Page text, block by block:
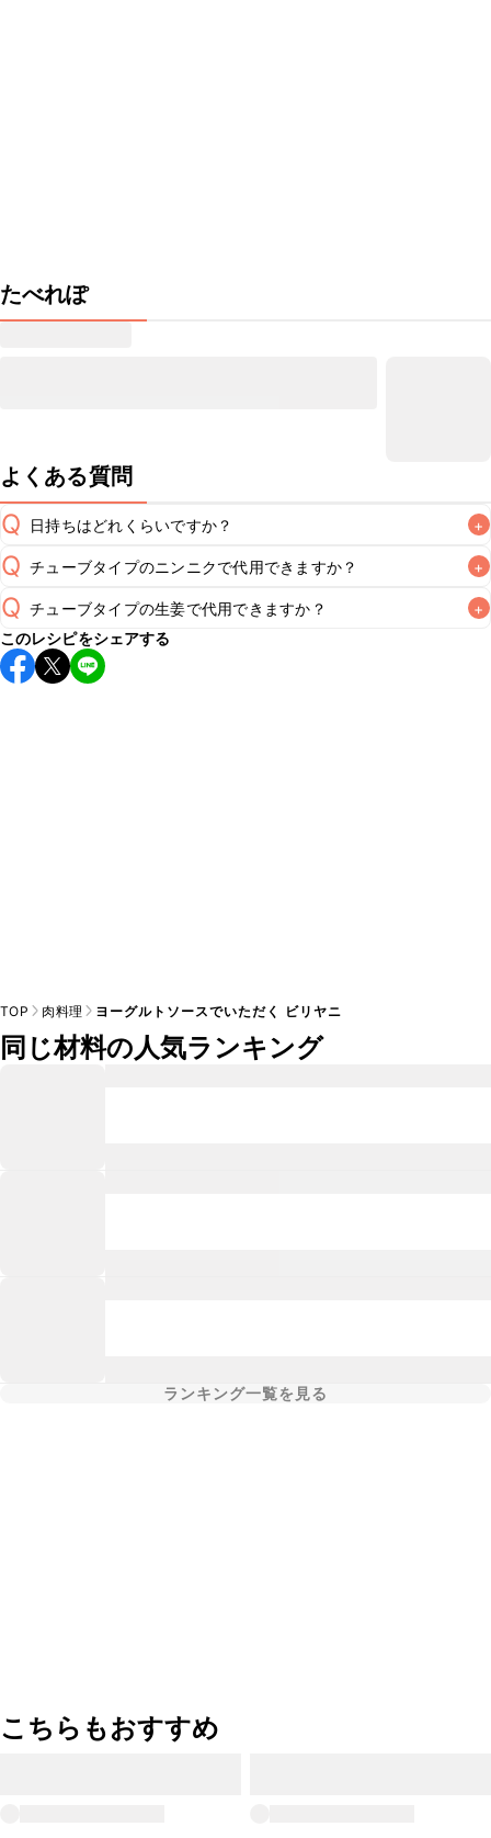
たべれぽ
よくある質問
Q 日持ちはどれくらいですか？ +
A
保存期間は冷蔵で当日中が目安です。なるべくお早めにお召
し上がりください。
※日持ちは目安です。
Q チューブタイプのニンニクで代用できますか？ +
A
チューブタイプのニンニクを使用してもお作りいただけま
す。小さじ1/2を目安に加え、お好みの風味になるようご調節
Q チューブタイプの生姜で代用できますか？ +
A
チューブタイプの生姜を使用してもお作りいただけます。小
さじ1/2を目安に加え、お好みの風味になるようご調節くださ
このレシピをシェアする
TOP 肉料理 ヨーグルトソースでいただく ビリヤニ
同じ材料の人気ランキング
ランキング一覧を見る
こちらもおすすめ